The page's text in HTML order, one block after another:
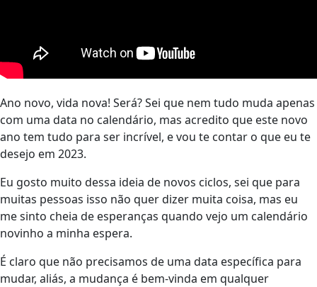
Ano novo, vida nova! Será? Sei que nem tudo muda apenas
com uma data no calendário, mas acredito que este novo
ano tem tudo para ser incrível, e vou te contar o que eu te
desejo em 2023.
Eu gosto muito dessa ideia de novos ciclos, sei que para
muitas pessoas isso não quer dizer muita coisa, mas eu
me sinto cheia de esperanças quando vejo um calendário
novinho a minha espera.
É claro que não precisamos de uma data específica para
mudar, aliás, a mudança é bem-vinda em qualquer